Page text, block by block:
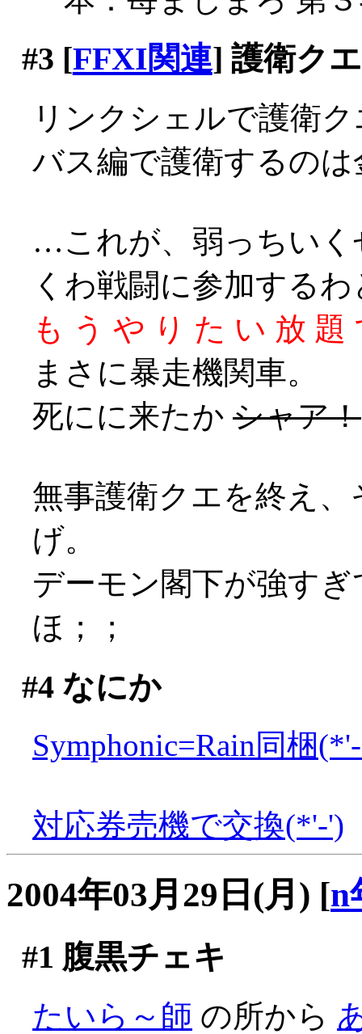
#3 [FFXI関連] 護衛ク
リンクシェルで護衛
バス編で護衛するの
…これが、弱っちいく
くわ戦闘に参加するわ
も う や り た い 放
まさに暴走機関車。
死にに来たか シャア！
無事護衛クエを終え
げ。
デーモン閣下が強す
ほ；；
#4なにか
Symphonic=Rain同梱
対応券売機で交換(*'-')
2004年03月29日(月) [n
#1 腹黒チェキ
たいら～師 の所から